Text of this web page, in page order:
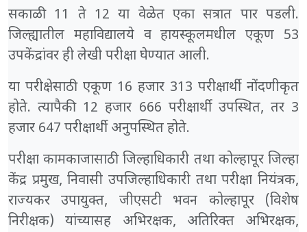
सकाळी 11 ते 12 या वेळेत एका सत्रात पार पडली.
जिल्ह्यातील महाविद्यालये व हायस्कूलमधील एकूण 53
उपकेंद्रांवर ही लेखी परीक्षा घेण्यात आली.
या परीक्षेसाठी एकूण 16 हजार 313 परीक्षार्थी नोंदणीकृत
होते. त्यापैकी 12 हजार 666 परीक्षार्थी उपस्थित, तर 3
हजार 647 परीक्षार्थी अनुपस्थित होते.
परीक्षा कामकाजासाठी जिल्हाधिकारी तथा कोल्हापूर जिल्हा
केंद्र प्रमुख, निवासी उपजिल्हाधिकारी तथा परीक्षा नियंत्रक,
राज्यकर उपायुक्त, जीएसटी भवन कोल्हापूर (विशेष
निरीक्षक) यांच्यासह अभिरक्षक, अतिरिक्त अभिरक्षक,